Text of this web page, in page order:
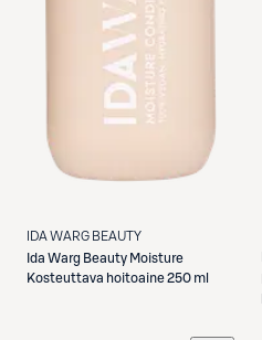
IDA WARG BEAUTY
Ida Warg Beauty Moisture
Kosteuttava hoitoaine 250 ml